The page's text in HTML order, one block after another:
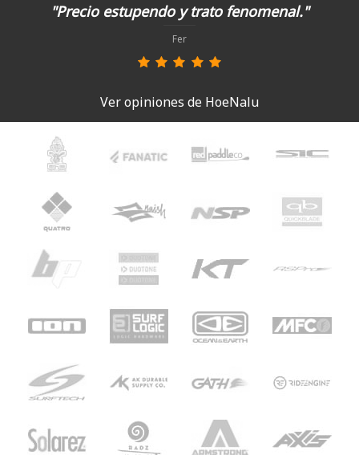
"Precio estupendo y trato fenomenal."
Fer
Ver opiniones de HoeNalu